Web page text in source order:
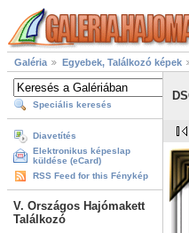
Galéria Egyebek, Találkozó képek
Speciális keresés
Diavetítés
Elektronikus képeslap
küldése (eCard)
RSS Feed for this Fénykép
V. Országos Hajómakett
Találkozó